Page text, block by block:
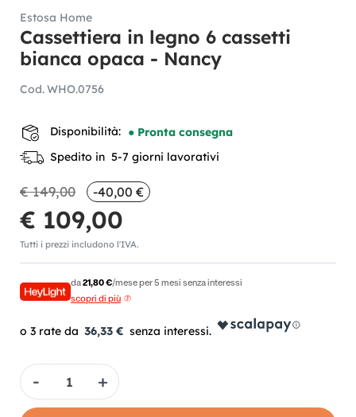
Estosa Home
Cassettiera in legno 6 cassetti
bianca opaca - Nancy
Cod.WHO.0756
Disponibilità: ● Pronta consegna
Spedito in 5-7 giorni lavorativi
€ 149,00 -40,00 €
€ 109,00
Tutti i prezzi includono l'IVA.
da21,80 €/mese per 5 mesi senza interessi
scopri di più
36,33 €
Quantità